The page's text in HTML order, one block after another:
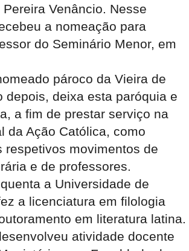
Venâncio. Nesse
a nomeação para
do Seminário Menor, em
pároco da Vieira de
depois, deixa esta paróquia e
a fim de prestar serviço na
da Ação Católica, como
respetivos movimentos de
e de professores.
a Universidade de
a licenciatura em filologia
em literatura latina.
atividade docente